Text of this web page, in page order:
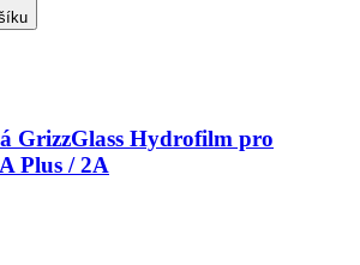
GrizzGlass Hydrofilm pro
Plus / 2A